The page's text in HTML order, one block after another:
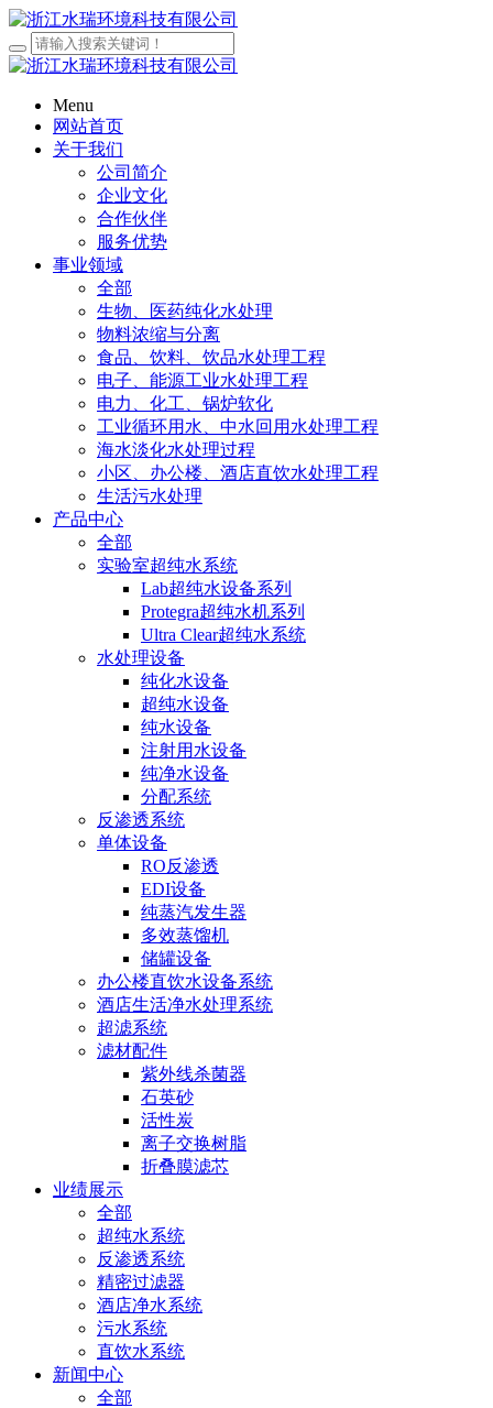
Menu
网站首页
关于我们
公司简介
企业文化
合作伙伴
服务优势
事业领域
全部
生物、医药纯化水处理
物料浓缩与分离
食品、饮料、饮品水处理工程
电子、能源工业水处理工程
电力、化工、锅炉软化
工业循环用水、中水回用水处理工程
海水淡化水处理过程
小区、办公楼、酒店直饮水处理工程
生活污水处理
产品中心
全部
实验室超纯水系统
Lab超纯水设备系列
Protegra超纯水机系列
Ultra Clear超纯水系统
水处理设备
纯化水设备
超纯水设备
纯水设备
注射用水设备
纯净水设备
分配系统
反渗透系统
单体设备
RO反渗透
EDI设备
纯蒸汽发生器
多效蒸馏机
储罐设备
办公楼直饮水设备系统
酒店生活净水处理系统
超滤系统
滤材配件
紫外线杀菌器
石英砂
活性炭
离子交换树脂
折叠膜滤芯
业绩展示
全部
超纯水系统
反渗透系统
精密过滤器
酒店净水系统
污水系统
直饮水系统
新闻中心
全部